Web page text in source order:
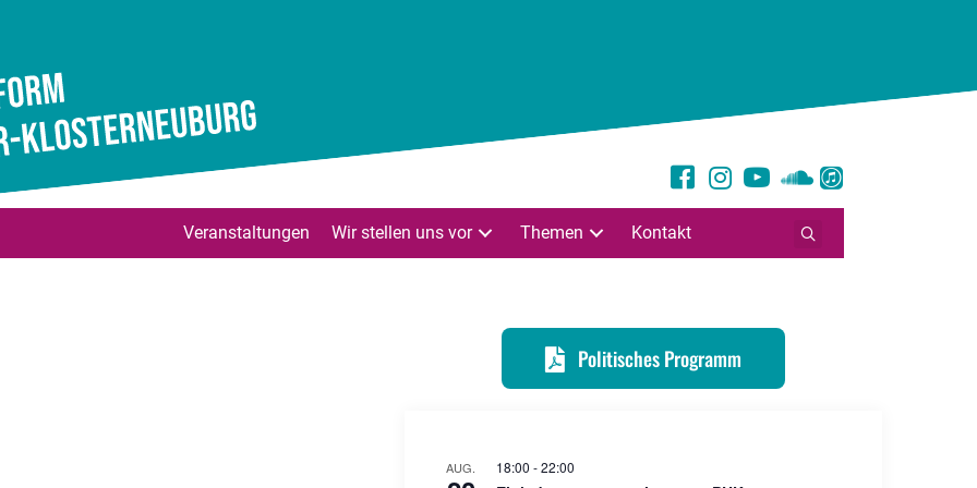
Veranstaltungen Wir stellen uns vor Themen Kontakt
Politisches Programm
AUG. 18:00 -22:00